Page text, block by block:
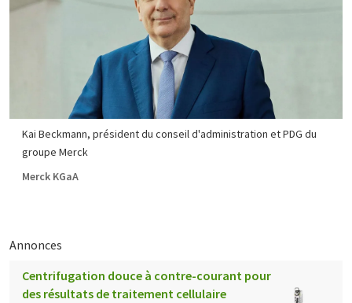
Kai Beckmann, président du conseil d'administration et PDG du
groupe Merck
Merck KGaA
Annonces
Centrifugation douce à contre-courant pour
des résultats de traitement cellulaire